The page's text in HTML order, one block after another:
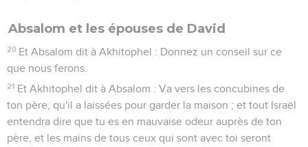
Absalom et les épouses de David
20 Et Absalom dit à Akhitophel : Donnez un conseil sur ce
que nous ferons.
21 Et Akhitophel dit à Absalom : Va vers les concubines de
ton père, qu'il a laissées pour garder la maison ; et tout Israël
entendra dire que tu es en mauvaise odeur auprès de ton
père, et les mains de tous ceux qui sont avec toi seront